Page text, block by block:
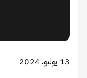
13 يوليو، 2024